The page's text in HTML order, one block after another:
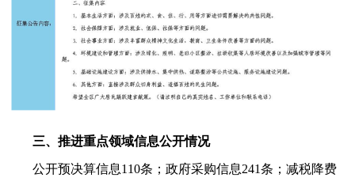
三、推进重点领域信息公开情况
公开预决算信息110条；政府采购信息241条；减税降费